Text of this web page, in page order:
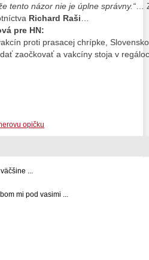
tento názor nie je úplne správny.“ …
Richard Raši
pre HN:
proti prasacej chrípke,
zaočkovať a vakcíny stoja v
opičku
...
mi pod vasimi ...